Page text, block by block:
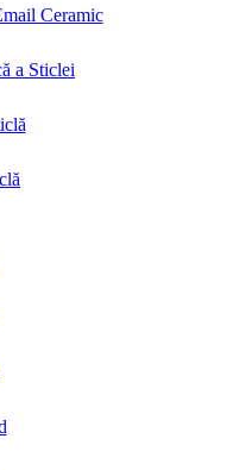
Ceramic
a Sticlei